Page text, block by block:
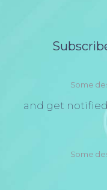
Some
and get
Some